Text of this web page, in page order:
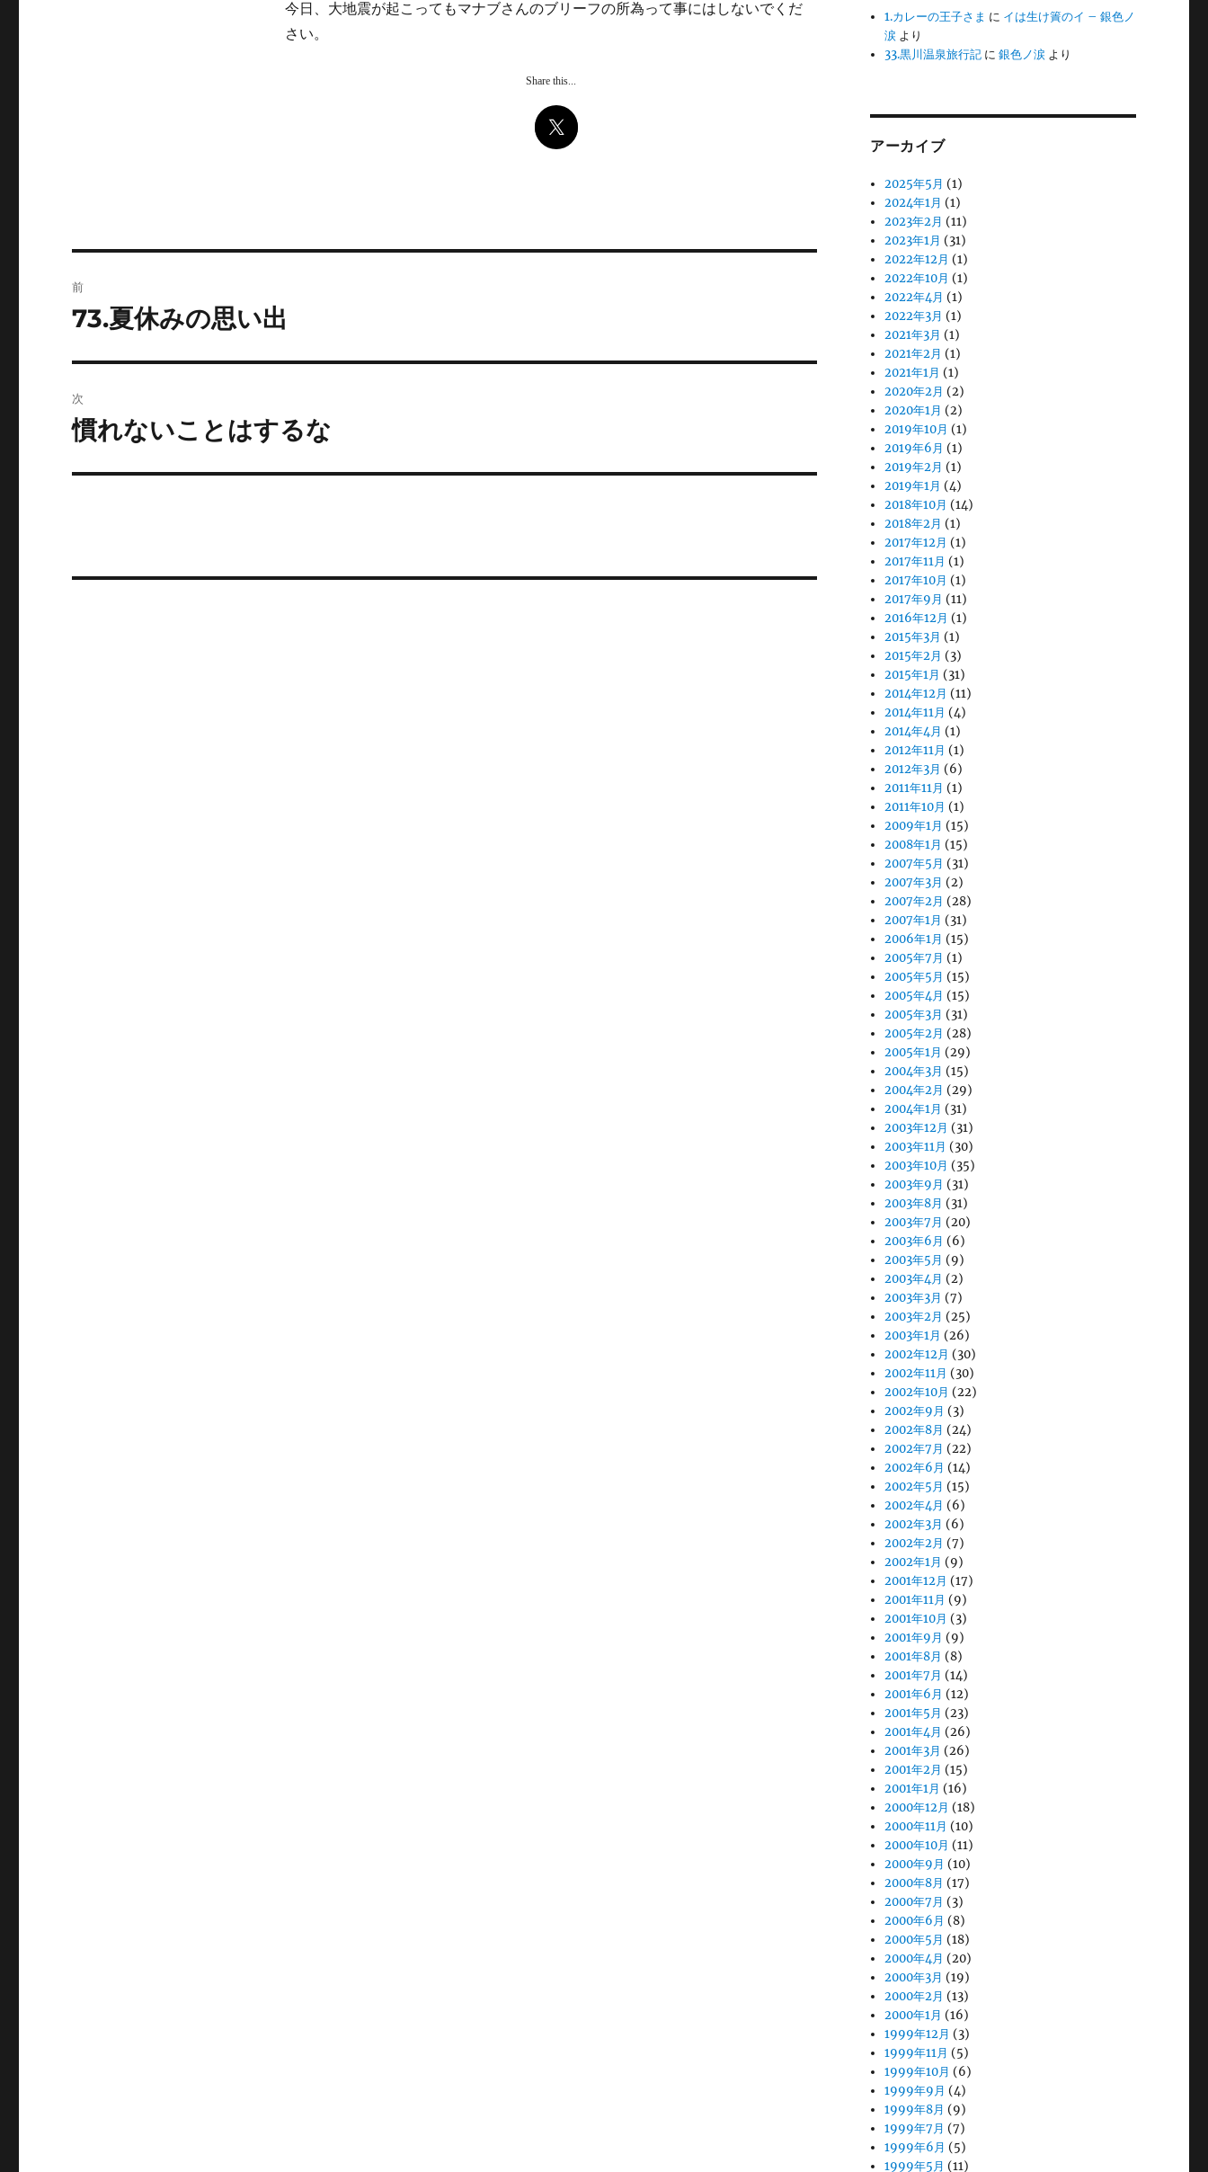
今日、大地震が起こってもマナブさんのブリーフの所為って事にはしないでくだ
さい。
Share this...
稿
ゲ
ン
前
前
投
稿:
73.夏休みの思い出
次
次
投
慣れないことはするな
1.カレーの王子さま に イは生け簀のイ – 銀色ノ
涙 より
33.黒川温泉旅行記 に銀色ノ涙 より
アーカイブ
2025年5月 (1)
2024年1月 (1)
2023年2月 (11)
2023年1月 (31)
2022年12月 (1)
2022年10月 (1)
2022年4月 (1)
2022年3月 (1)
2021年3月 (1)
2021年2月 (1)
2021年1月 (1)
2020年2月 (2)
2020年1月 (2)
2019年10月 (1)
2019年6月 (1)
2019年2月 (1)
2019年1月 (4)
2018年10月 (14)
2018年2月 (1)
2017年12月 (1)
2017年11月 (1)
2017年10月 (1)
2017年9月 (11)
2016年12月 (1)
2015年3月 (1)
2015年2月 (3)
2015年1月 (31)
2014年12月 (11)
2014年11月 (4)
2014年4月 (1)
2012年11月 (1)
2012年3月 (6)
2011年11月 (1)
2011年10月 (1)
2009年1月 (15)
2008年1月 (15)
2007年5月 (31)
2007年3月 (2)
2007年2月 (28)
2007年1月 (31)
2006年1月 (15)
2005年7月 (1)
2005年5月 (15)
2005年4月 (15)
2005年3月 (31)
2005年2月 (28)
2005年1月 (29)
2004年3月 (15)
2004年2月 (29)
2004年1月 (31)
2003年12月 (31)
2003年11月 (30)
2003年10月 (35)
2003年9月 (31)
2003年8月 (31)
2003年7月 (20)
2003年6月 (6)
2003年5月 (9)
2003年4月 (2)
2003年3月 (7)
2003年2月 (25)
2003年1月 (26)
2002年12月 (30)
2002年11月 (30)
2002年10月 (22)
2002年9月 (3)
2002年8月 (24)
2002年7月 (22)
2002年6月 (14)
2002年5月 (15)
2002年4月 (6)
2002年3月 (6)
2002年2月 (7)
2002年1月 (9)
2001年12月 (17)
2001年11月 (9)
2001年10月 (3)
2001年9月 (9)
2001年8月 (8)
2001年7月 (14)
2001年6月 (12)
2001年5月 (23)
2001年4月 (26)
2001年3月 (26)
2001年2月 (15)
2001年1月 (16)
2000年12月 (18)
2000年11月 (10)
2000年10月 (11)
2000年9月 (10)
2000年8月 (17)
2000年7月 (3)
2000年6月 (8)
2000年5月 (18)
2000年4月 (20)
2000年3月 (19)
2000年2月 (13)
2000年1月 (16)
1999年12月 (3)
1999年11月 (5)
1999年10月 (6)
1999年9月 (4)
1999年8月 (9)
1999年7月 (7)
1999年6月 (5)
1999年5月 (11)